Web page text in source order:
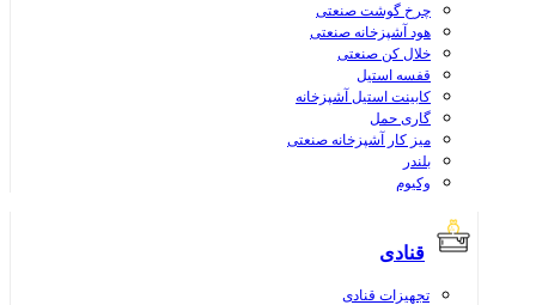
چرخ گوشت صنعتی
هود آشپزخانه صنعتی
خلال کن صنعتی
قفسه استیل
کابینت استیل آشپزخانه
گاری حمل
میز کار آشپزخانه صنعتی
بلندر
وکیوم
قنادی
تجهیزات قنادی